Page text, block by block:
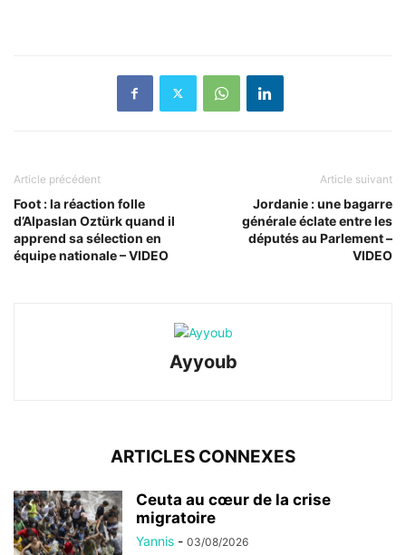
Article précédent
Foot : la réaction folle
d’Alpaslan Oztürk quand il
apprend sa sélection en
équipe nationale – VIDEO
Article suivant
Jordanie : une bagarre
générale éclate entre les
députés au Parlement –
VIDEO
Ayyoub
ARTICLES CONNEXES
Ceuta au cœur de la crise
migratoire
Yannis - 03/08/2026